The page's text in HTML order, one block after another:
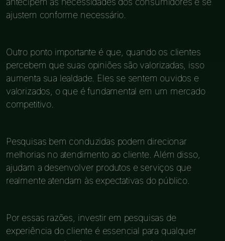
ajustem conforme necessário.
Outro ponto importante é que, quando os clientes
percebem que suas opiniões são valorizadas, isso
aumenta sua lealdade. Eles se sentem ouvidos e
valorizados, o que é fundamental em um mercado
competitivo.
Pesquisas bem conduzidas podem direcionar
melhorias no atendimento ao cliente. Além disso,
ajudam a desenvolver produtos e serviços que
realmente atendam às expectativas do público.
Por essas razões, investir em pesquisas de
experiência do cliente é essencial para qualquer